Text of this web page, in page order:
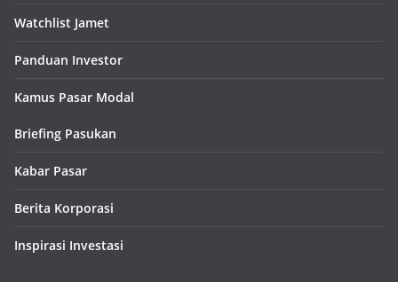
Watchlist Jamet
Panduan Investor
Kamus Pasar Modal
Briefing Pasukan
Kabar Pasar
Berita Korporasi
Inspirasi Investasi